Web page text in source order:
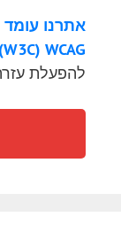
WCAG.
להפעלת